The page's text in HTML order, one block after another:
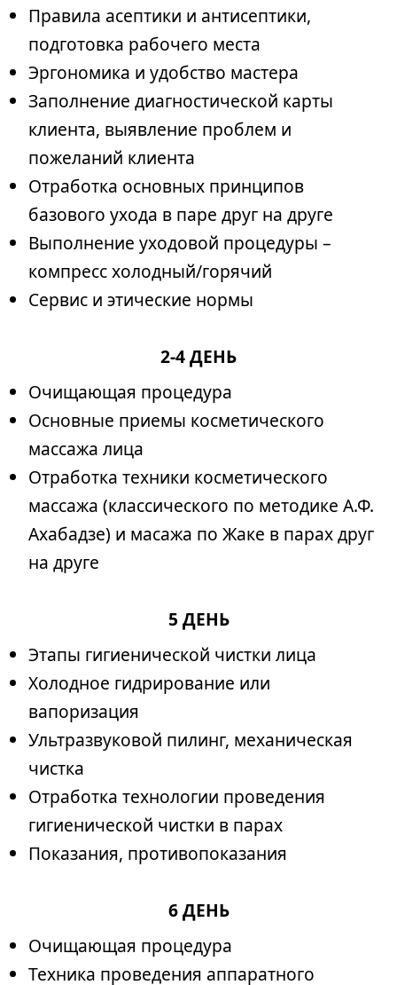
Правила асептики и антисептики,
подготовка рабочего места
Эргономика и удобство мастера
Заполнение диагностической карты
клиента, выявление проблем и
пожеланий клиента
Отработка основных принципов
базового ухода в паре друг на друге
Выполнение уходовой процедуры –
компресс холодный/горячий
Сервис и этические нормы
2-4 ДЕНЬ
Очищающая процедура
Основные приемы косметического
массажа лица
Отработка техники косметического
массажа (классического по методике А.Ф.
Ахабадзе) и масажа по Жаке в парах друг
на друге
5 ДЕНЬ
Этапы гигиенической чистки лица
Холодное гидрирование или
вапоризация
Ультразвуковой пилинг, механическая
чистка
Отработка технологии проведения
гигиенической чистки в парах
Показания, противопоказания
6 ДЕНЬ
Очищающая процедура
Техника проведения аппаратного